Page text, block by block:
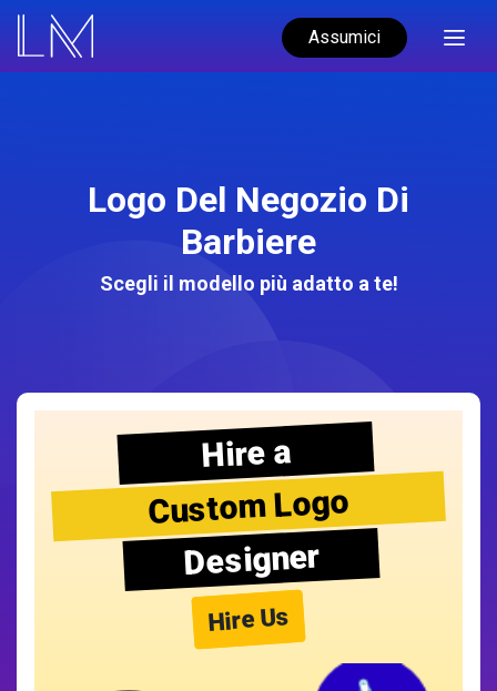
Assumici
Logo Del Negozio Di
Barbiere
Scegli il modello più adatto a te!
Hire a
Custom Logo
Designer
Hire Us